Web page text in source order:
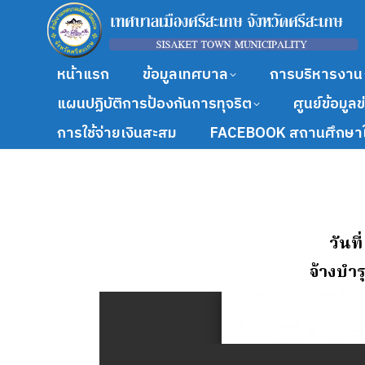
หน้าแรก ข้อมูลเทศบาล การบริหารงาน
แผนปฏิบัติการป้องกันการทุจริต
ศูนย์ข้อมูล
การใช้จ่ายเงินสะสม
FACEBOOK สถานศึกษ
วันที่
จ้างบํ